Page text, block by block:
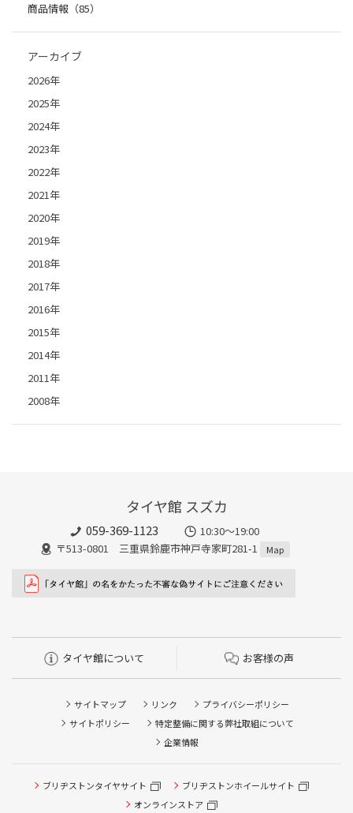
商品情報（85）
アーカイブ
2026年
2025年
2024年
2023年
2022年
2021年
2020年
2019年
2018年
2017年
2016年
2015年
2014年
2011年
2008年
タイヤ館 スズカ
059-369-1123
10:30～19:00
〒513-0801 三重県鈴鹿市神戸寺家町281-1
Map
タイヤ館について お客様の声
サイトマップ リンク
プライバシーポリシー
サイトポリシー
特定整備に関する弊社取組について
企業情報
ブリヂストンタイヤサイト
ブリヂストンホイールサイト
オンラインストア
タイヤ点検・安全点検/タイヤ履き替え/オイル交換/その他
ピット作業の予約